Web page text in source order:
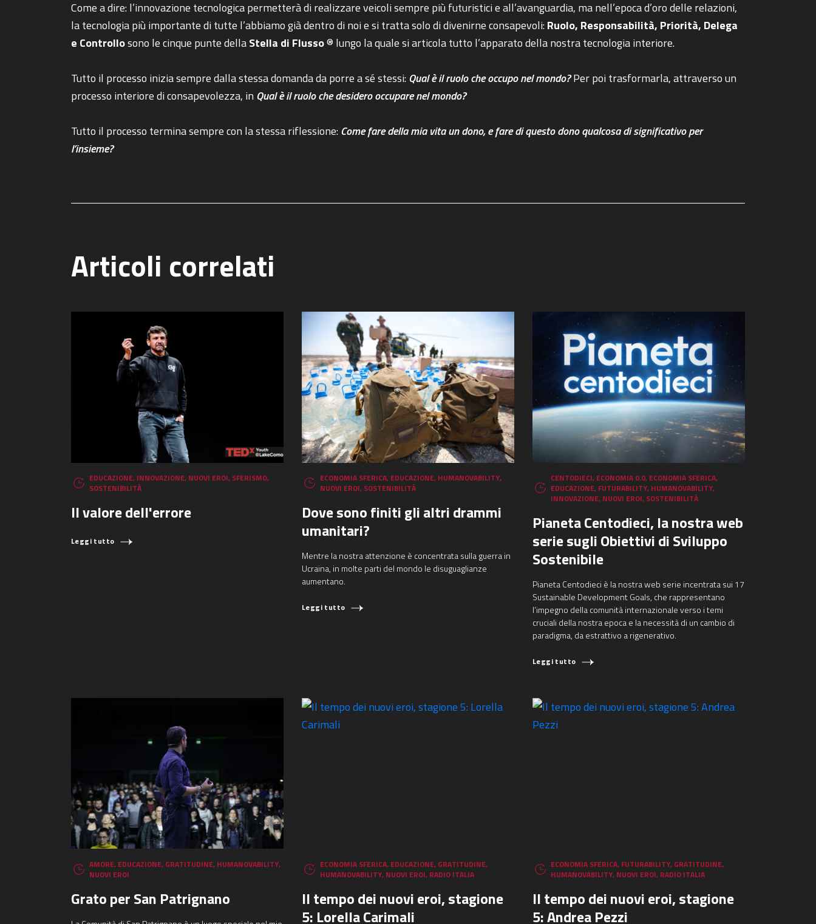
Come a dire: l’innovazione tecnologica permetterà di realizzare veicoli sempre più futuristici e all’avanguardia, ma nell’epoca d’oro delle relazioni,
la tecnologia più importante di tutte l’abbiamo già dentro di noi e si tratta solo di divenirne consapevoli:Ruolo, Responsabilità, Priorità, Delega
e Controllosono le cinque punte dellaStella di Flusso® lungo la quale si articola tutto l’apparato della nostra tecnologia interiore.
Tutto il processo inizia sempre dalla stessa domanda da porre a sé stessi: Qual è il ruolo che occupo nel mondo?Per poi trasformarla, attraverso un
processo interiore di consapevolezza, in Qual è il ruolo che desidero occupare nel mondo?
Tutto il processo termina sempre con la stessa riflessione: Come fare della mia vita un dono, e fare di questo dono qualcosa di significativo per
l’insieme?
Articoli correlati
EDUCAZIONE, INNOVAZIONE, NUOVI EROI, SFERISMO,
SOSTENIBILITÀ
Il valore dell'errore
Leggi tutto
ECONOMIA SFERICA, EDUCAZIONE, HUMANOVABILITY,
NUOVI EROI, SOSTENIBILITÀ
Dove sono finiti gli altri drammi
umanitari?
Mentre la nostra attenzione è concentrata sulla guerra in
Ucraina, in molte parti del mondo le disuguaglianze
aumentano.
Leggi tutto
CENTODIECI, ECONOMIA 0.0, ECONOMIA SFERICA,
EDUCAZIONE, FUTURABILITY, HUMANOVABILITY,
INNOVAZIONE, NUOVI EROI, SOSTENIBILITÀ
Pianeta Centodieci, la nostra web
serie sugli Obiettivi di Sviluppo
Sostenibile
Pianeta Centodieci è la nostra web serie incentrata sui 17
Sustainable Development Goals, che rappresentano
l’impegno della comunità internazionale verso i temi
cruciali della nostra epoca e la necessità di un cambio di
paradigma, da estrattivo a rigenerativo.
Leggi tutto
AMORE, EDUCAZIONE, GRATITUDINE, HUMANOVABILITY,
NUOVI EROI
Grato per San Patrignano
ECONOMIA SFERICA, EDUCAZIONE, GRATITUDINE,
HUMANOVABILITY, NUOVI EROI, RADIO ITALIA
Il tempo dei nuovi eroi, stagione
5: Lorella Carimali
ECONOMIA SFERICA, FUTURABILITY, GRATITUDINE,
HUMANOVABILITY, NUOVI EROI, RADIO ITALIA
Il tempo dei nuovi eroi, stagione
5: Andrea Pezzi
COSA STAI CERCANDO?